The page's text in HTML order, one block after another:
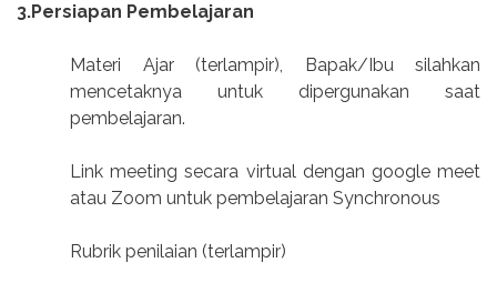
3.Persiapan Pembelajaran
Materi Ajar (terlampir), Bapak/Ibu silahkan
mencetaknya untuk dipergunakan saat
pembelajaran.
Link meeting secara virtual dengan google meet
atau Zoom untuk pembelajaran Synchronous
Rubrik penilaian (terlampir)